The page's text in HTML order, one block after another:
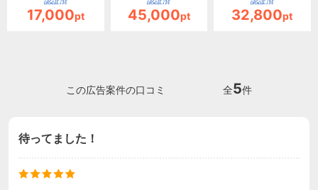
17,000pt 45,000pt 32,800pt
この広告案件の口コミ 全5件
待ってました！